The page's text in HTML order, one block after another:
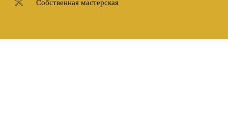
Собственная мастерская